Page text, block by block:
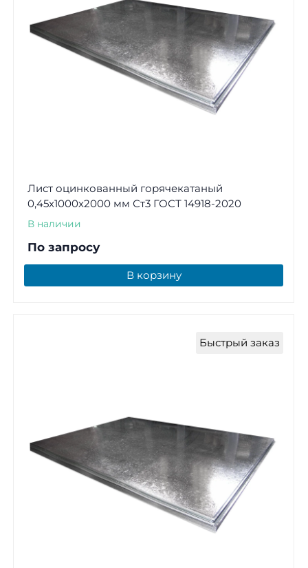
Лист оцинкованный горячекатаный
0,45х1000х2000 мм Ст3 ГОСТ 14918-2020
В наличии
По запросу
В корзину
Быстрый заказ